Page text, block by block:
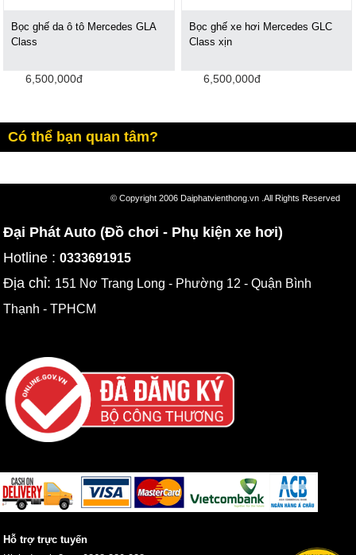
Bọc ghế da ô tô Mercedes GLA
Class
6,500,000đ
Bọc ghế xe hơi Mercedes GLC
Class xịn
6,500,000đ
Có thể bạn quan tâm?
© Copyright 2006 Daiphatvienthong.vn .All Rights Reserved
Đại Phát Auto (Đồ chơi - Phụ kiện xe hơi)
Hotline :0333691915
Địa chỉ: 151 Nơ Trang Long - Phường 12 - Quận Bình
Thạnh - TPHCM
Hỗ trợ trực tuyến